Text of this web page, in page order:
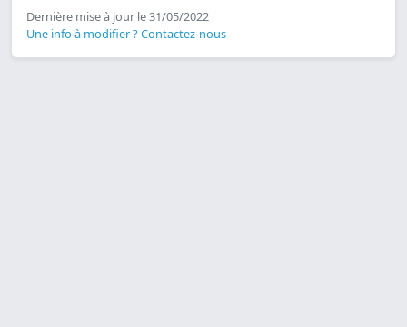
Dernière mise à jour le 31/05/2022
Une info à modifier ? Contactez-nous